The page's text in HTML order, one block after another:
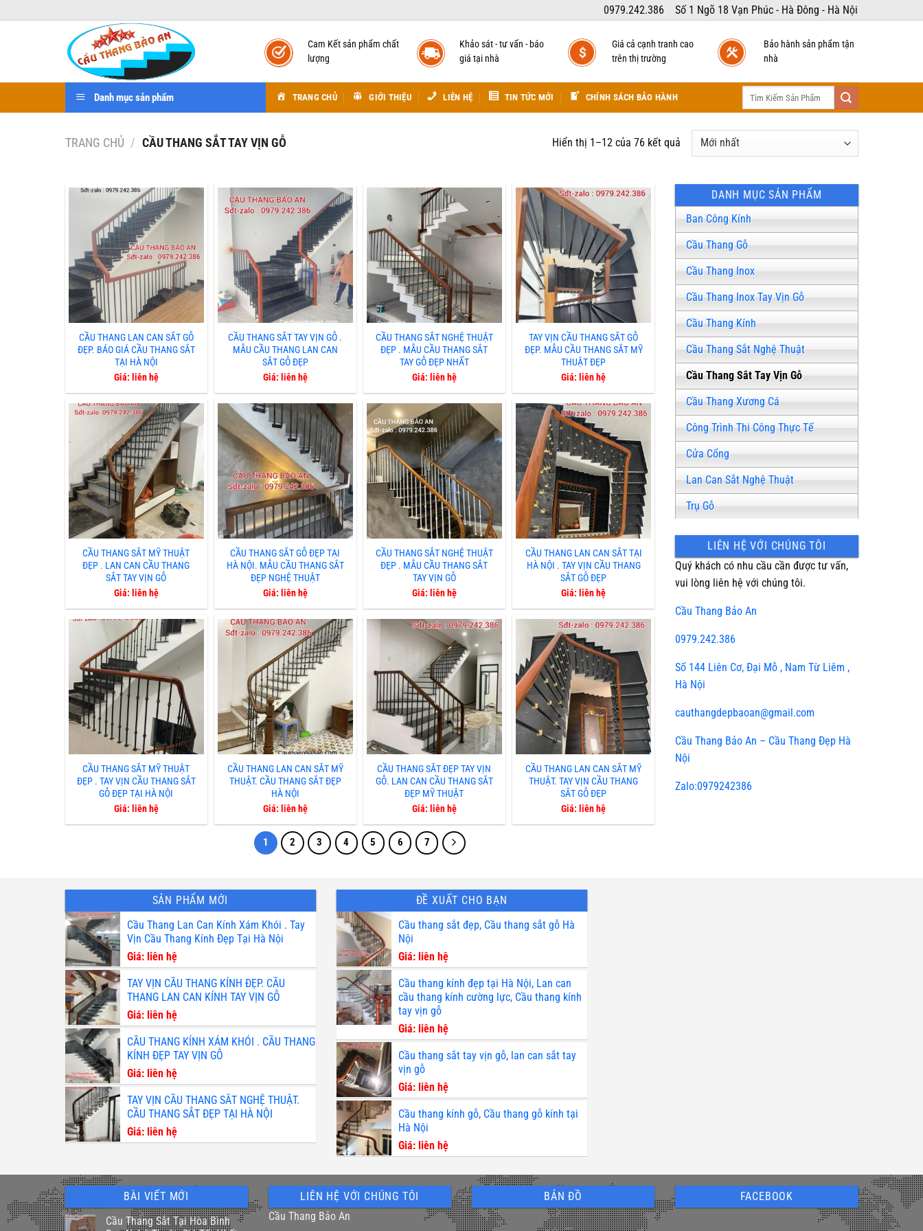
qua
0979.242.386 Số 1 Ngõ 18 Vạn Phúc - Hà Đông - Hà Nội
Cam Kết sản phẩm chất
lượng
Khảo sát - tư vấn - báo
giá tại nhà
Giá cả cạnh tranh cao
trên thị trường
Bảo hành sản phẩm tận
nhà
Danh mục sản phẩm TRANG CHỦ GIỚI THIỆU LIÊN HỆ TIN TỨC MỚI CHÍNH SÁCH BẢO HÀNH
TRANG CHỦ / CẦU THANG SẮT TAY VỊN GỖ Hiển thị 1–12 của 76 kết quả Được
sắp
mới
CẦU THANG LAN CAN SẮT GỖ
ĐẸP. BÁO GIÁ CẦU THANG SẮT
TẠI HÀ NỘI
Giá: liên hệ
CẦU THANG SẮT TAY VỊN GỖ .
MẪU CẦU THANG LAN CAN
SẮT GỖ ĐẸP
Giá: liên hệ
CẦU THANG SẮT NGHỆ THUẬT
ĐẸP . MẪU CẦU THANG SẮT
TAY GỖ ĐẸP NHẤT
Giá: liên hệ
TAY VỊN CẦU THANG SẮT GỖ
ĐẸP. MẪU CẦU THANG SẮT MỸ
THUẬT ĐẸP
Giá: liên hệ
CẦU THANG SẮT MỸ THUẬT
ĐẸP . LAN CAN CẦU THANG
SẮT TAY VỊN GỖ
Giá: liên hệ
CẦU THANG SẮT GỖ ĐẸP TẠI
HÀ NỘI. MẪU CẦU THANG SẮT
ĐẸP NGHỆ THUẬT
Giá: liên hệ
CẦU THANG SẮT NGHỆ THUẬT
ĐẸP . MẪU CẦU THANG SẮT
TAY VỊN GỖ
Giá: liên hệ
CẦU THANG LAN CAN SẮT TẠI
HÀ NỘI . TAY VỊN CẦU THANG
SẮT GỖ ĐẸP
Giá: liên hệ
CẦU THANG SẮT MỸ THUẬT
ĐẸP . TAY VỊN CẦU THANG SẮT
GỖ ĐẸP TẠI HÀ NỘI
Giá: liên hệ
CẦU THANG LAN CAN SẮT MỸ
THUẬT. CẦU THANG SẮT ĐẸP
HÀ NỘI
Giá: liên hệ
CẦU THANG SẮT ĐẸP TAY VỊN
GỖ. LAN CAN CẦU THANG SẮT
ĐẸP MỸ THUẬT
Giá: liên hệ
CẦU THANG LAN CAN SẮT MỸ
THUẬT. TAY VỊN CẦU THANG
SẮT GỖ ĐẸP
Giá: liên hệ
1 2 3 4 5 6 7
DANH MỤC SẢN PHẨM
Ban Công Kính
Cầu Thang Gỗ
Cầu Thang Inox
Cầu Thang Inox Tay Vịn Gỗ
Cầu Thang Kính
Cầu Thang Sắt Nghệ Thuật
Cầu Thang Sắt Tay Vịn Gỗ
Cầu Thang Xương Cá
Công Trình Thi Công Thực Tế
Cửa Cổng
Lan Can Sắt Nghệ Thuật
Trụ Gỗ
LIÊN HỆ VỚI CHÚNG TÔI
Quý khách có nhu cầu cần được tư vấn,
vui lòng liên hệ với chúng tôi.
Cầu Thang Bảo An
0979.242.386
Số 144 Liên Cơ, Đại Mỗ , Nam Từ Liêm ,
Hà Nội
cauthangdepbaoan@gmail.com
Cầu Thang Bảo An – Cầu Thang Đẹp Hà
Nội
Zalo:0979242386
SẢN PHẨM MỚI
Cầu Thang Lan Can Kính Xám Khói . Tay
Vịn Cầu Thang Kính Đẹp Tại Hà Nội
Giá: liên hệ
TAY VỊN CẦU THANG KÍNH ĐẸP. CẦU
THANG LAN CAN KÍNH TAY VỊN GỖ
Giá: liên hệ
CẦU THANG KÍNH XÁM KHÓI . CẦU THANG
KÍNH ĐẸP TAY VỊN GỖ
Giá: liên hệ
TAY VỊN CẦU THANG SẮT NGHỆ THUẬT.
CẦU THANG SẮT ĐẸP TẠI HÀ NỘI
Giá: liên hệ
ĐỀ XUẤT CHO BẠN
Cầu thang sắt đẹp, Cầu thang sắt gỗ Hà
Nội
Giá: liên hệ
Cầu thang kính đẹp tại Hà Nội, Lan can
cầu thang kính cường lực, Cầu thang kính
tay vịn gỗ
Giá: liên hệ
Cầu thang sắt tay vịn gỗ, lan can sắt tay
vịn gỗ
Giá: liên hệ
Cầu thang kính gỗ, Cầu thang gỗ kính tại
Hà Nội
Giá: liên hệ
BÀI VIẾT MỚI
Cầu Thang Sắt Tại Hòa Bình
LIÊN HỆ VỚI CHÚNG TÔI
Cầu Thang Bảo An
BẢN ĐỒ FACEBOOK